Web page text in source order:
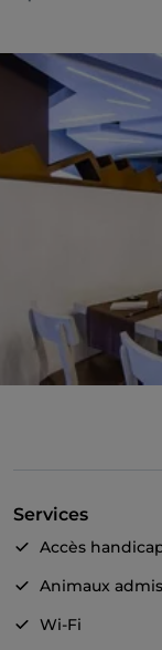
Services
Accès
Animaux admis
Wi-Fi